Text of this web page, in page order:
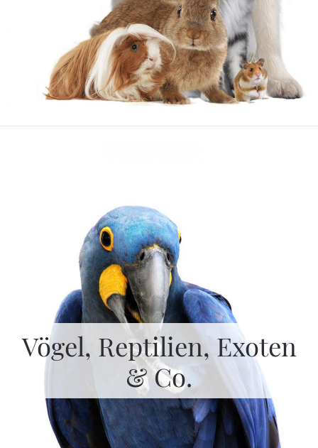
Vögel, Reptilien, Exoten
& Co.